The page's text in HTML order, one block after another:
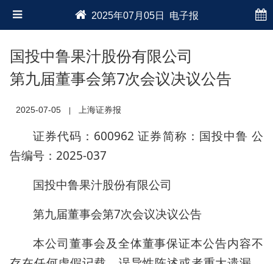
2025年07月05日 电子报
国投中鲁果汁股份有限公司
第九届董事会第7次会议决议公告
2025-07-05 上海证券报
证券代码：600962 证券简称：国投中鲁 公
告编号：2025-037
国投中鲁果汁股份有限公司
第九届董事会第7次会议决议公告
本公司董事会及全体董事保证本公告内容不